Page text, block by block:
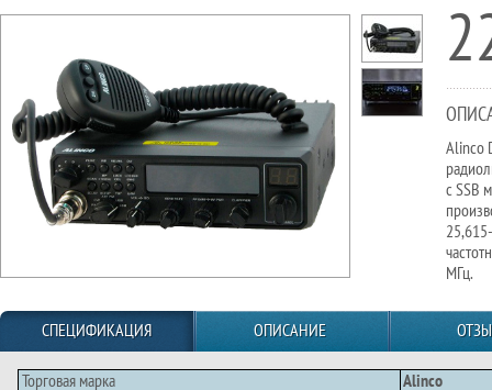
Alinco
с SSB
МГц.
СПЕЦИФИКАЦИЯ ОПИСАНИЕ
Торговая марка
Alinco